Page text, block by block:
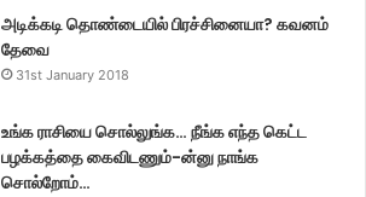
அடிக்கடி தொண்டையில் பிரச்சினையா? கவனம்
தேவை
31st January 2018
உங்க ராசியை சொல்லுங்க… நீங்க எந்த கெட்ட
பழக்கத்தை கைவிடணும்-ன்னு நாங்க
சொல்றோம்…